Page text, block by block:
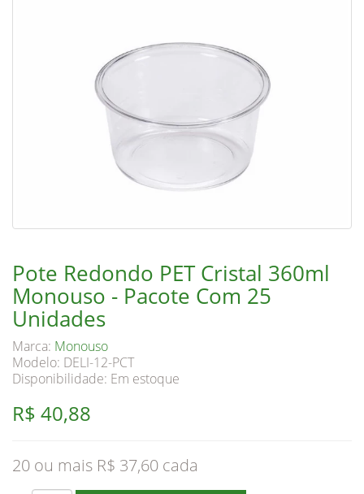
Pote Redondo PET Cristal 360ml
Monouso - Pacote Com 25
Unidades
Marca: Monouso
Modelo: DELI-12-PCT
Disponibilidade: Em estoque
R$ 40,88
20 ou mais R$ 37,60